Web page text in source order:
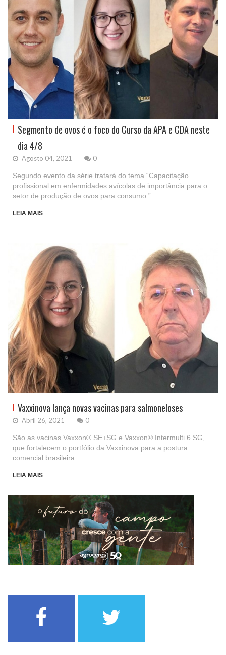
Segmento de ovos é o foco do Curso da APA e CDA neste
dia 4/8
Agosto 04, 2021 0
Segundo evento da série tratará do tema “Capacitação
profissional em enfermidades avícolas de importância para o
setor de produção de ovos para consumo.”
LEIA MAIS
Vaxxinova lança novas vacinas para salmoneloses
Abril 26, 2021 0
São as vacinas Vaxxon® SE+SG e Vaxxon® Intermulti 6 SG,
que fortalecem o portfólio da Vaxxinova para a postura
comercial brasileira.
LEIA MAIS